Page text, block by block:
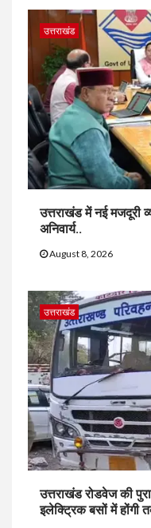
उत्तराखंड
उत्तराखंड में नई मजदूरी
अनिवार्य..
August 8, 2026
उत्तराखंड
उत्तराखंड रोडवेज की
इलेक्ट्रिक बसों में होंगी